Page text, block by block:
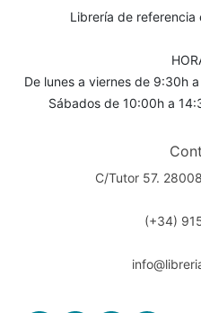
Librería de
De lunes a viernes de 9:30h
Sábados de 10:00h a
C/Tutor 57.
(+34)